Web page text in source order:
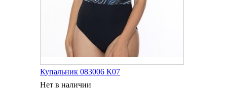
Купальник 083006 К07
Нет в наличии